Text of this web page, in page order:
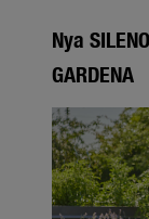
Nya
GARDENA